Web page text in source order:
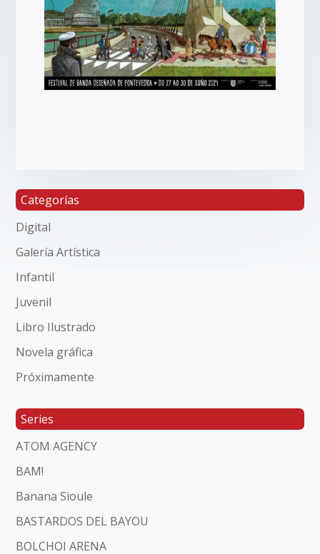
Categorías
Digital
Galería Artística
Infantil
Juvenil
Libro Ilustrado
Novela gráfica
Próximamente
Series
ATOM AGENCY
BAM!
Banana Sioule
BASTARDOS DEL BAYOU
BOLCHOI ARENA